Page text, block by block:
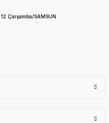
Çarşamba/SAMSUN